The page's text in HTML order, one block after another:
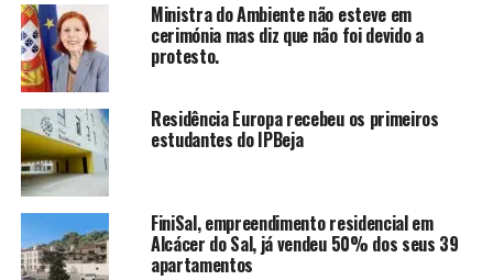
Ministra do Ambiente não esteve em
cerimónia mas diz que não foi devido a
protesto.
Residência Europa recebeu os primeiros
estudantes do IPBeja
FiniSal, empreendimento residencial em
Alcácer do Sal, já vendeu 50% dos seus 39
apartamentos